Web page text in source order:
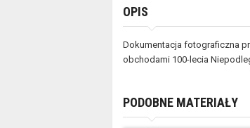
OPIS
Dokumentacja fotograficzna
obchodami 100-lecia
PODOBNE MATERIAŁY